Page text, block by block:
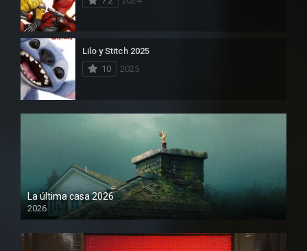
Lilo y Stitch 2025
10
2025
La última casa 2026
2026